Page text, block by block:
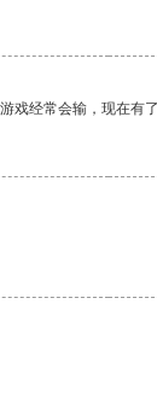
经常会输，现在有